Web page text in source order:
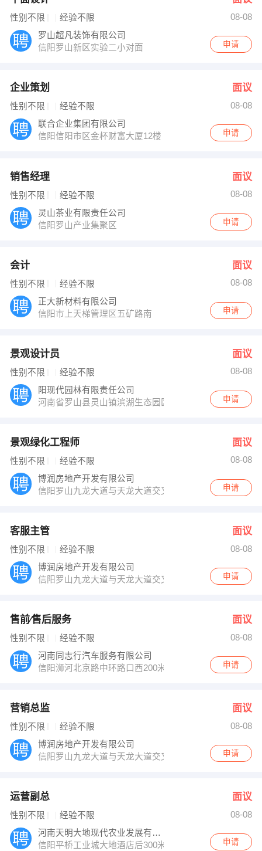
性别不限 经验不限
08-08
罗山超凡装饰有限公司
信阳罗山新区实验二小对面
申请
企业策划 面议
性别不限 经验不限
08-08
联合企业集团有限公司
信阳信阳市区金杯财富大厦12楼
申请
销售经理 面议
性别不限 经验不限
08-08
灵山茶业有限责任公司
信阳罗山产业集聚区
申请
会计 面议
性别不限 经验不限
08-08
正大新材料有限公司
信阳市上天梯管理区五矿路南
申请
景观设计员 面议
性别不限 经验不限
08-08
阳现代园林有限责任公司
河南省罗山县灵山镇滨湖生态园区
申请
景观绿化工程师 面议
性别不限 经验不限
08-08
博润房地产开发有限公司
信阳罗山九龙大道与天龙大道交叉口
申请
客服主管 面议
性别不限 经验不限
08-08
博润房地产开发有限公司
信阳罗山九龙大道与天龙大道交叉口
申请
售前∕售后服务 面议
性别不限 经验不限
08-08
河南同志行汽车服务有限公司
信阳浉河北京路中环路口西200米
申请
营销总监 面议
性别不限 经验不限
08-08
博润房地产开发有限公司
信阳罗山九龙大道与天龙大道交叉口
申请
运营副总 面议
性别不限 经验不限
08-08
河南天明大地现代农业发展有限公司
信阳平桥工业城大地酒店后300米
申请